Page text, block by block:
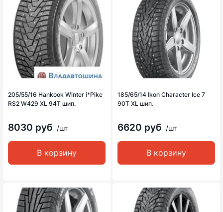
205/55/16 Hankook Winter i*Pike
RS2 W429 XL 94T шип.
8030 руб /шт
В корзину
185/65/14 Ikon Character Ice 7
90T XL шип.
6620 руб /шт
В корзину